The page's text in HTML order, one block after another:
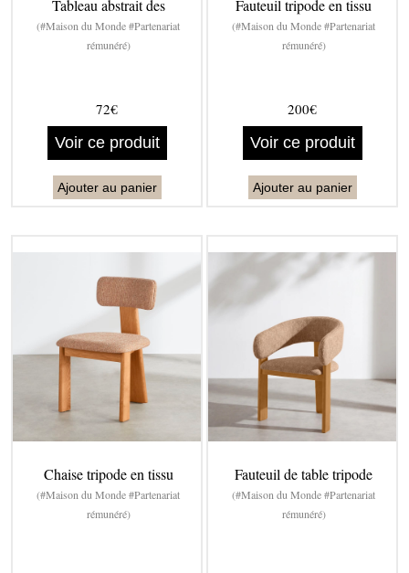
Tableau abstrait des
(#Maison du Monde #Partenariat
rémunéré)
72€
Voir ce produit
Ajouter au panier
Fauteuil tripode en tissu
(#Maison du Monde #Partenariat
rémunéré)
200€
Voir ce produit
Ajouter au panier
Chaise tripode en tissu
(#Maison du Monde #Partenariat
rémunéré)
Fauteuil de table tripode
(#Maison du Monde #Partenariat
rémunéré)